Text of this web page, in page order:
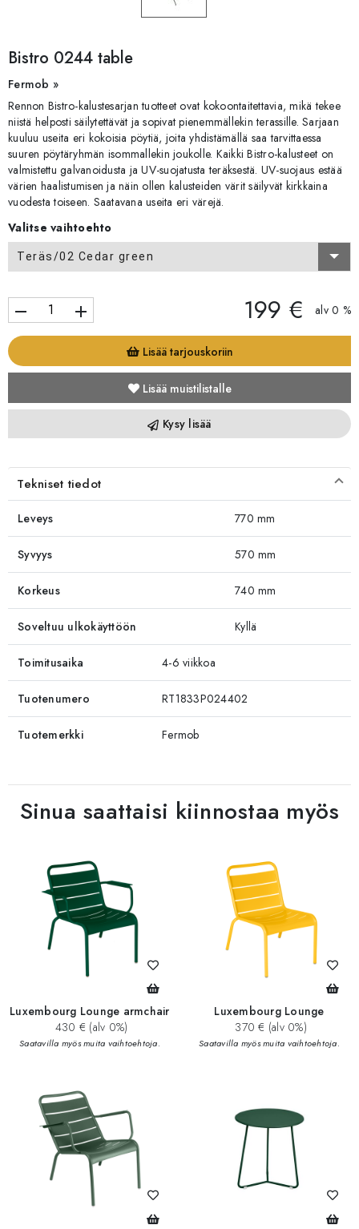
Bistro 0244 table
Fermob »
Rennon Bistro-kalustesarjan tuotteet ovat kokoontaitettavia, mikä tekee
niistä helposti säilytettävät ja sopivat pienemmällekin terassille. Sarjaan
kuuluu useita eri kokoisia pöytiä, joita yhdistämällä saa tarvittaessa
suuren pöytäryhmän isommallekin joukolle. Kaikki Bistro-kalusteet on
valmistettu galvanoidusta ja UV-suojatusta teräksestä. UV-suojaus estää
värien haalistumisen ja näin ollen kalusteiden värit säilyvät kirkkaina
vuodesta toiseen. Saatavana useita eri värejä.
Valitse vaihtoehto
Teräs/02 Cedar green
remove add 199 € alv 0 %
Lisää tarjouskoriin
Lisää muistilistalle
Kysy lisää
Tekniset tiedot
Leveys 770 mm
Syvyys 570 mm
Korkeus 740 mm
Soveltuu ulkokäyttöön Kyllä
Toimitusaika 4-6 viikkoa
Tuotenumero RT1833P024402
Tuotemerkki Fermob
Sinua saattaisi kiinnostaa myös
Luxembourg Lounge armchair
430 € (alv 0%)
Saatavilla myös muita vaihtoehtoja.
Luxembourg Lounge
370 € (alv 0%)
Saatavilla myös muita vaihtoehtoja.